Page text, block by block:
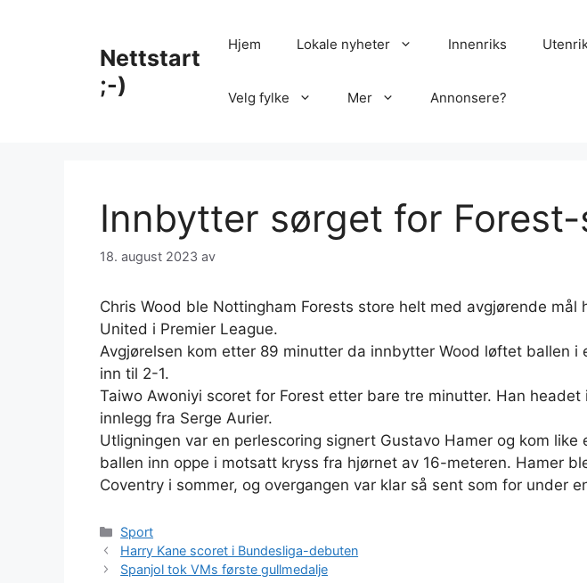
Nettstart
;-)
Hjem Lokale nyheter Innenriks
Velg fylke Mer Annonsere?
Innbytter sørget for
18. august 2023 av
Chris Wood ble Nottingham Forests store helt med avgjørende mål
United i Premier League.
Avgjørelsen kom etter 89 minutter da innbytter Wood løftet ballen i
inn til 2-1.
Taiwo Awoniyi scoret for Forest etter bare tre minutter. Han
innlegg fra Serge Aurier.
Utligningen var en perlescoring signert Gustavo Hamer og kom like
ballen inn oppe i motsatt kryss fra hjørnet av 16-meteren. Hamer
Coventry i sommer, og overgangen var klar så sent som for under
Kategorier
Sport
Harry Kane scoret i Bundesliga-debuten
Spanjol tok VMs første gullmedalje